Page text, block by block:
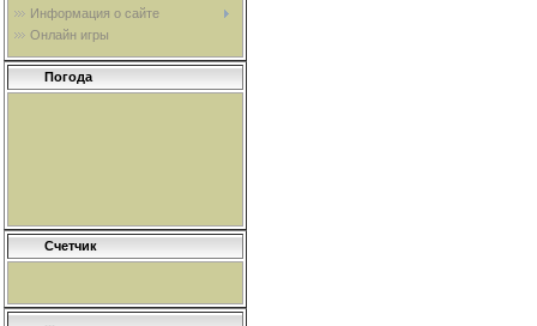
Информация о сайте
Онлайн игры
Погода
Счетчик
...